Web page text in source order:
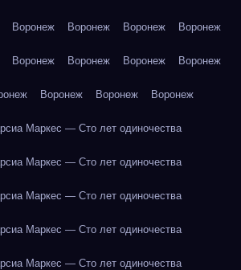
Воронеж Воронеж Воронеж Воронеж
Воронеж Воронеж Воронеж Воронеж
Воронеж Воронеж Воронеж
Маркес — Сто лет одиночества
Маркес — Сто лет одиночества
Маркес — Сто лет одиночества
Маркес — Сто лет одиночества
Маркес — Сто лет одиночества